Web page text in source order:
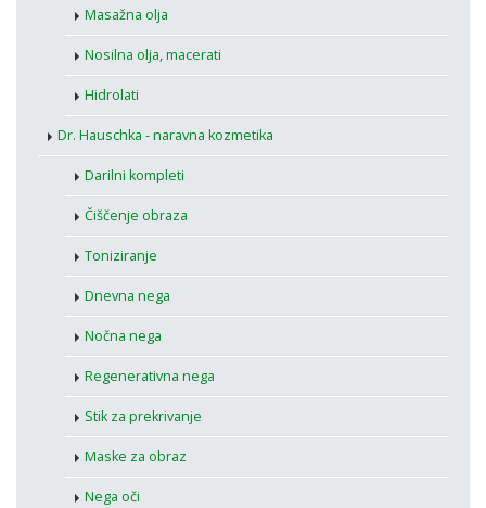
Masažna olja
Nosilna olja, macerati
Hidrolati
Dr. Hauschka - naravna kozmetika
Darilni kompleti
Čiščenje obraza
Toniziranje
Dnevna nega
Nočna nega
Regenerativna nega
Stik za prekrivanje
Maske za obraz
Nega oči